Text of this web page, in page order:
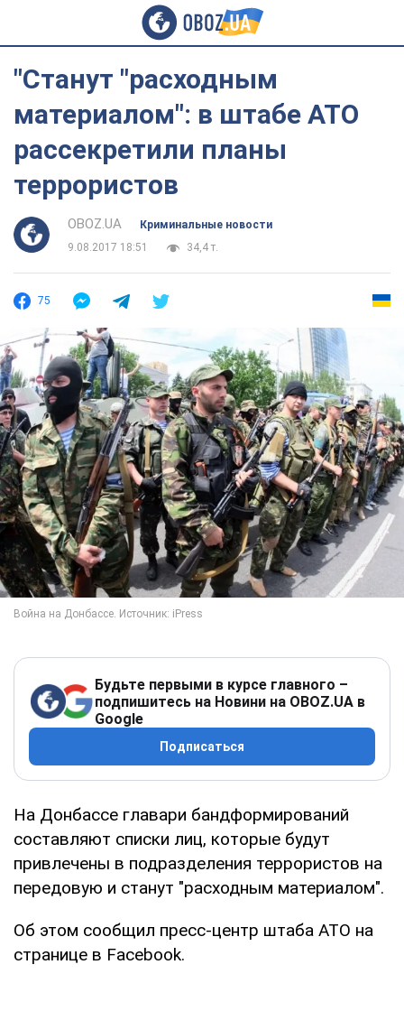
"Станут "расходным
материалом": в штабе АТО
рассекретили планы
террористов
OBOZ.UA
Криминальные новости
9.08.2017 18:51
34,4 т.
75
Будьте первыми в курсе главного –
подпишитесь на Новини на OBOZ.UA в
Google
Подписаться
На Донбассе главари бандформирований
составляют списки лиц, которые будут
привлечены в подразделения террористов на
передовую и станут "расходным материалом".
Об этом сообщил пресс-центр штаба АТО на
странице в Facebook.